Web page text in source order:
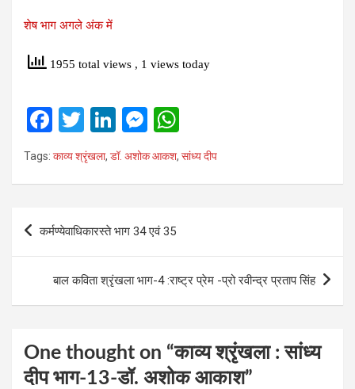
शेष भाग अगले अंक में
1955 total views , 1 views today
F
a
ce
o
k
T
wi
tt
Li
n
ke
n
M
es
se
g
er
h
at
p
Tags: काव्‍य श्रृंखला, डॉ. अशोक आकश, सांध्‍य दीप
कर्मण्‍येवाधिकारस्‍ते भाग 34 एवं 35
बाल कविता श्रृंखला भाग-4 :राष्ट्र प्रेम -प्रो रवीन्द्र प्रताप सिंह
One thought on “काव्‍य श्रृंखला : सांध्‍य
दीप भाग-13-डॉ. अशोक आकाश”